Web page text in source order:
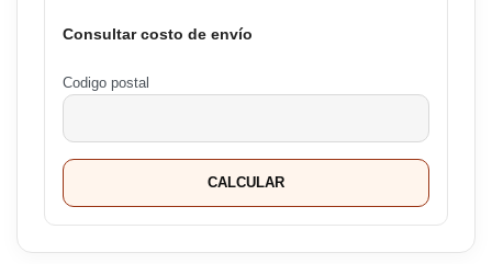
Consultar costo de envío
Codigo postal
CALCULAR